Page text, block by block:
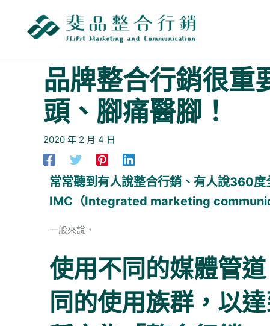
品牌整合行銷很重
頭、腳痛醫腳！
2020 年 2 月 4 日
常常聽到有人說整合行銷、有人說360
IMC（Integrated marketing
一般來說，
使用不同的媒體管
同的使用族群，以